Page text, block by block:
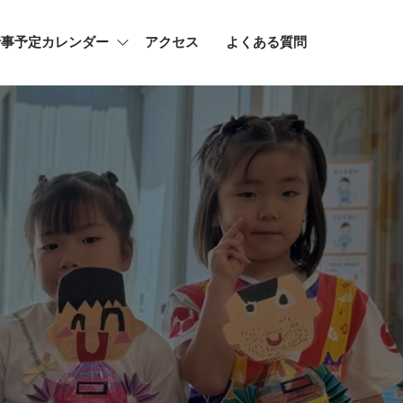
予定カレンダー アクセス よくある質問